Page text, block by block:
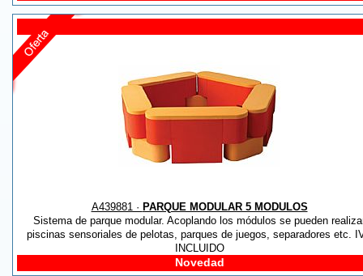
A439881 · PARQUE MODULAR 5 MODULOS
Sistema de parque modular. Acoplando los módulos se pueden
piscinas sensoriales de pelotas, parques de juegos, separadores etc.
INCLUIDO
Novedad